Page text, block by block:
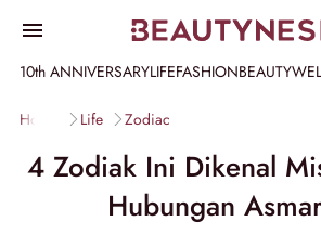
10th ANNIVERSARYLIFEFASHIONBEAUTY
Home Life Zodiac
4 Zodiak Ini Dikenal
Hubungan